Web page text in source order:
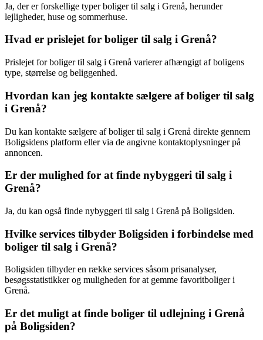
Ja, der er forskellige typer boliger til salg i Grenå, herunder
lejligheder, huse og sommerhuse.
Hvad er prislejet for boliger til salg i Grenå?
Prislejet for boliger til salg i Grenå varierer afhængigt af boligens
type, størrelse og beliggenhed.
Hvordan kan jeg kontakte sælgere af boliger til salg
i Grenå?
Du kan kontakte sælgere af boliger til salg i Grenå direkte gennem
Boligsidens platform eller via de angivne kontaktoplysninger på
annoncen.
Er der mulighed for at finde nybyggeri til salg i
Grenå?
Ja, du kan også finde nybyggeri til salg i Grenå på Boligsiden.
Hvilke services tilbyder Boligsiden i forbindelse med
boliger til salg i Grenå?
Boligsiden tilbyder en række services såsom prisanalyser,
besøgsstatistikker og muligheden for at gemme favoritboliger i
Grenå.
Er det muligt at finde boliger til udlejning i Grenå
på Boligsiden?